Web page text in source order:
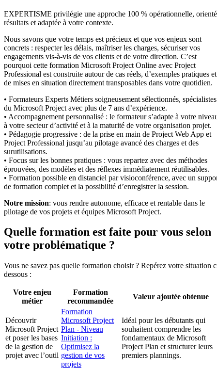
EXPERTISME privilégie une approche 100 % opérationnelle,
résultats et adaptée à votre contexte.
Nous savons que votre temps est précieux et que vos enjeux sont
concrets : respecter les délais, maîtriser les charges, sécuriser vos
engagements vis-à-vis de vos clients et de votre direction. C’est
pourquoi cette formation Microsoft Project Online avec Project
Professional est construite autour de cas réels, d’exemples pratiques et
de mises en situation directement transposables dans votre quotidien.
• Formateurs Experts Métiers soigneusement sélectionnés, spécialistes
du Microsoft Project avec plus de 7 ans d’expérience.
• Accompagnement personnalisé : le formateur s’adapte à votre
à votre secteur d’activité et à la maturité de votre organisation projet.
• Pédagogie progressive : de la prise en main de Project Web App et
Project Professional jusqu’au pilotage avancé des charges et des
surutilisations.
• Focus sur les bonnes pratiques : vous repartez avec des méthodes
éprouvées, des modèles et des réflexes immédiatement réutilisables.
• Formation possible en distanciel par visioconférence, avec un
de formation complet et la possibilité d’enregistrer la session.
Notre mission: vous rendre autonome, efficace et rentable dans le
pilotage de vos projets et équipes Microsoft Project.
Quelle formation est faite pour vous selon
votre problématique ?
Vous ne savez pas quelle formation choisir ? Repérez votre situation
dessous :
Votre enjeu
métier
Formation
recommandée
Valeur ajoutée obtenue
Découvrir
Microsoft Project
et poser les bases
de la gestion de
projet avec l’outil
Formation
Microsoft Project
Plan - Niveau
Initiation :
Optimisez la
gestion de vos
projets
Idéal pour les débutants qui
souhaitent comprendre les
fondamentaux de Microsoft
Project Plan et structurer leurs
premiers plannings.